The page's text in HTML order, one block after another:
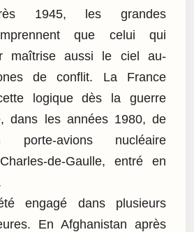
1945, les grandes
que celui qui
maîtrise aussi le ciel au-
de conflit. La France
logique dès la guerre
dans les années 1980, de
porte-avions nucléaire
de-Gaulle, entré en
engagé dans plusieurs
En Afghanistan après